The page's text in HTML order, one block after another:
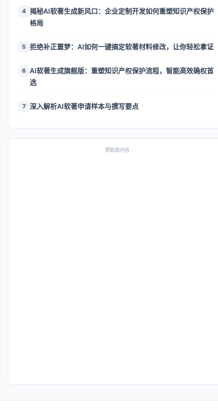
4 揭秘AI软著生成新风口：企业定制开发如何重塑知识产权保护
格局
5 拒绝补正噩梦：AI如何一键搞定软著材料修改，让你轻松拿证
6 AI软著生成旗舰版：重塑知识产权保护流程，智能高效确权首
选
7 深入解析AI软著申请样本与撰写要点
赞助商内容